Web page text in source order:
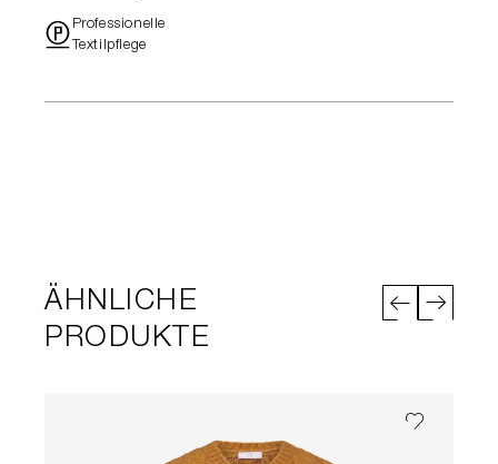
"Professionelle
Textilpflege
ÄHNLICHE
PRODUKTE